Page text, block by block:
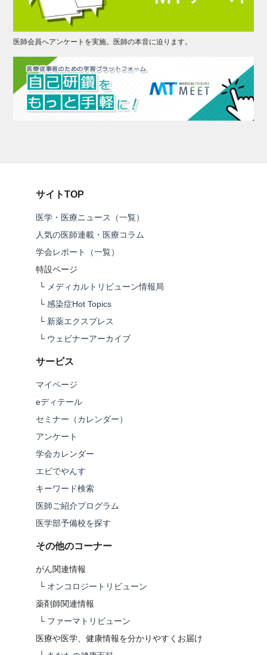
医師会員へアンケートを実施。医師の本音に迫ります。
サイトTOP
医学・医療ニュース（一覧）
人気の医師連載・医療コラム
学会レポート（一覧）
特設ページ
└ メディカルトリビューン情報局
└ 感染症Hot Topics
└ 新薬エクスプレス
└ ウェビナーアーカイブ
サービス
マイページ
eディテール
セミナー（カレンダー）
アンケート
学会カレンダー
エビでやんす
キーワード検索
医師ご紹介プログラム
医学部予備校を探す
その他のコーナー
がん関連情報
└ オンコロジートリビューン
薬剤師関連情報
└ ファーマトリビューン
医療や医学、健康情報を分かりやすくお届け